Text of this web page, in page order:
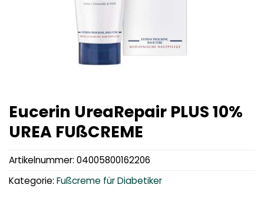
Eucerin UreaRepair PLUS 10%
UREA FUßCREME
Artikelnummer: 04005800162206
Kategorie: Fußcreme für Diabetiker